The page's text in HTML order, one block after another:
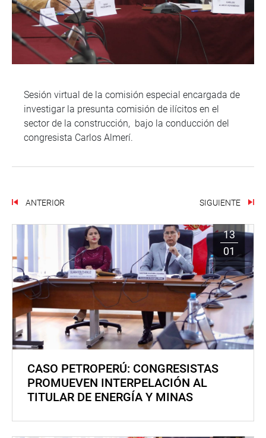
Sesión virtual de la comisión especial encargada de
investigar la presunta comisión de ilícitos en el
sector de la construcción, bajo la conducción del
congresista Carlos Almerí.
ANTERIOR SIGUIENTE
13
01
CASO PETROPERÚ: CONGRESISTAS
PROMUEVEN INTERPELACIÓN AL
TITULAR DE ENERGÍA Y MINAS